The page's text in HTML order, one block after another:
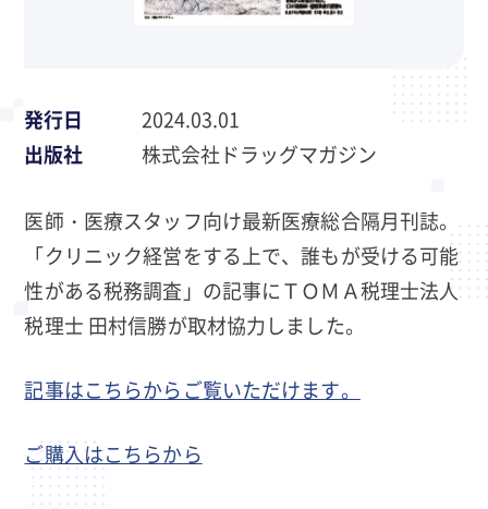
発行日
2024.03.01
出版社
株式会社ドラッグマガジン
医師・医療スタッフ向け最新医療総合隔月刊誌。
「クリニック経営をする上で、誰もが受ける可能
性がある税務調査」の記事にＴＯＭＡ税理士法人
税理士 田村信勝が取材協力しました。
記事はこちらからご覧いただけます。
ご購入はこちらから